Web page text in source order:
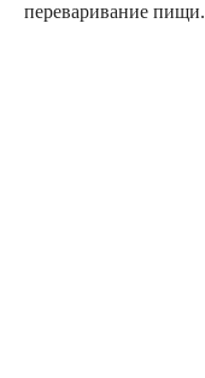
переваривание пищи.